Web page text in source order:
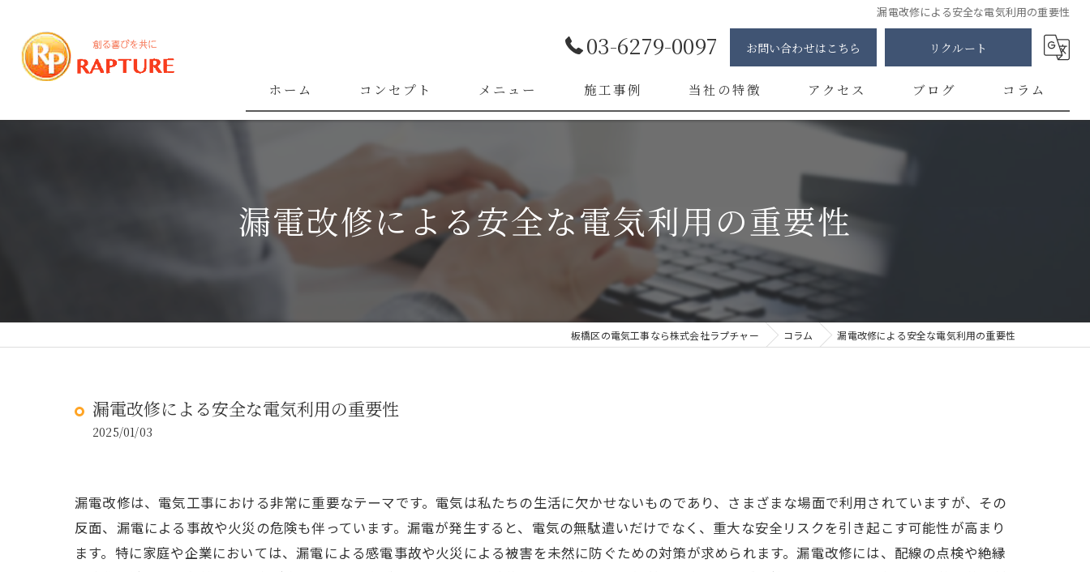
漏電改修による安全な電気利用の重要性
03-6279-0097 お問い合わせはこちら リクルート
ホーム コンセプト メニュー 施工事例 当社の特徴
ブレーカー
スイッチ
コンセント
アクセス ブログ コラム
漏電改修による安全な電気利用の重要性
板橋区の電気工事なら株式会社ラプチャー コラム 漏電改修による安全な電気利用の重要性
漏電改修による安全な電気利用の重要性
2025/01/03
漏電改修は、電気工事における非常に重要なテーマです。電気は私たちの生活に欠かせないものであり、さまざまな場面で利用されていますが、その
反面、漏電による事故や火災の危険も伴っています。漏電が発生すると、電気の無駄遣いだけでなく、重大な安全リスクを引き起こす可能性が高まり
ます。特に家庭や企業においては、漏電による感電事故や火災による被害を未然に防ぐための対策が求められます。漏電改修には、配線の点検や絶縁